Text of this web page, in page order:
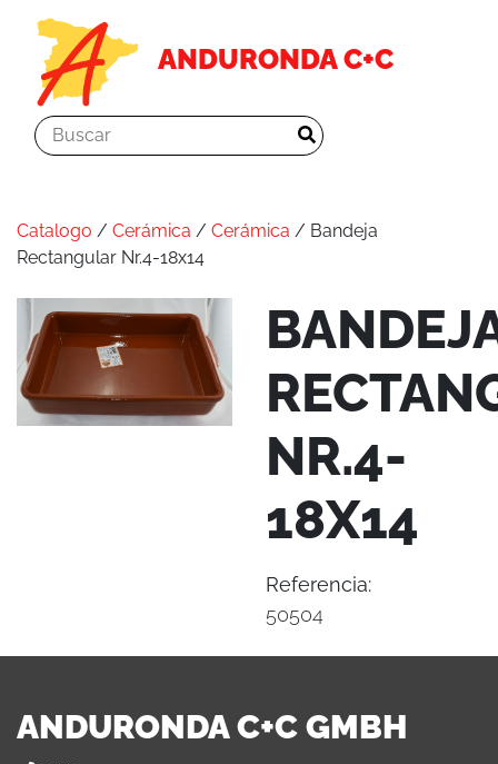
ANDURONDA C+C
Catalogo / Cerámica / Cerámica / Bandeja
Rectangular Nr.4-18x14
NR.4-
18X14
Referencia:
50504
ANDURONDA C+C GMBH